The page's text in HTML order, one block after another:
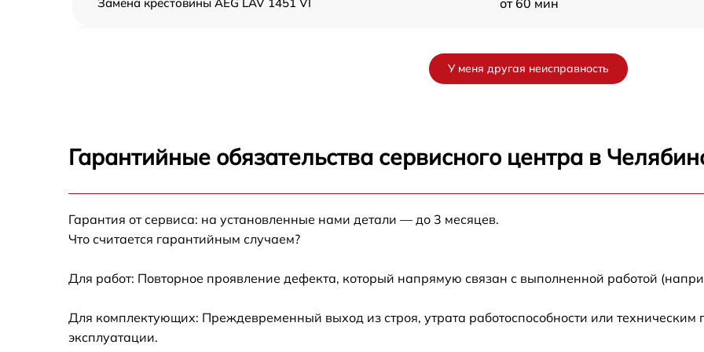
от 60 мин
Замена УБЛ AEG LAV 1451 VI
1451 VI
Замена сливного шланга AEG LAV 1451 VI от 60 мин
У меня другая неисправность
Гарантийные обязательства сервисного центра в
Гарантия от сервиса: на установленные нами детали — до 3 месяцев.
Что считается гарантийным случаем?
Для работ: Повторное проявление дефекта, который напрямую связан с выполненной работой
Для комплектующих: Преждевременный выход из строя, утрата работоспособности или
эксплуатации.